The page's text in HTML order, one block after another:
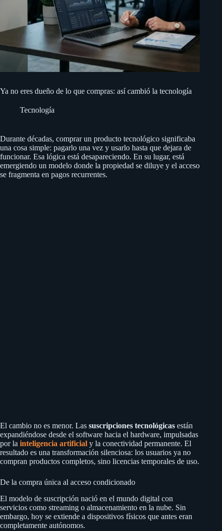
Ya no eres dueño de lo que compras: así cambió la tecnología
Tecnología
Durante décadas, comprar un producto tecnológico significaba
una cosa simple: pagarlo una vez y usarlo hasta que dejara de
funcionar. Esa lógica está desapareciendo. En su lugar, está
emergiendo un modelo donde la propiedad se diluye y el acceso
se fragmenta en pagos recurrentes.
El cambio no es menor. Las suscripciones tecnológicas están
expandiéndose desde el software hacia el hardware, impulsadas
por la inteligencia artificial y la conectividad permanente. El
resultado es una transformación silenciosa: los usuarios ya no
compran productos completos, sino licencias temporales de uso.
De la compra única al acceso condicionado
El modelo de suscripción nació en el mundo digital con
servicios como streaming o almacenamiento en la nube. Sin
embargo, hoy se extiende a dispositivos físicos que antes eran
completamente autónomos.